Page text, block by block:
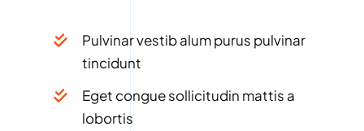
Pulvinar vestib alum purus pulvinar
tincidunt
Eget congue sollicitudin mattis a
lobortis